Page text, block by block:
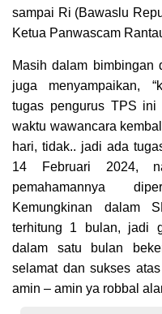
sampai Ri (Bawaslu
Ketua Panwascam
Masih dalam bimbingan
juga menyampaikan,
tugas pengurus TPS
waktu wawancara
hari, tidak.. jadi ada
14 Februari 2024,
pemahamannya
Kemungkinan dalam
terhitung 1 bulan, jadi
dalam satu bulan
selamat dan sukses
amin – amin ya robbal